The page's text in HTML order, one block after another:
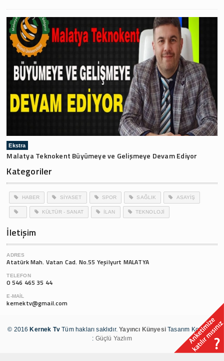
Ekstra
Malatya Teknokent Büyümeye ve Gelişmeye Devam Ediyor
Kategoriler
HABER SİYASET SPOR SAĞLIK ASAYİŞ
KÜLTÜR - SANAT İLAN TEKNOLOJİ
İletişim
ADRES
Atatürk Mah. Vatan Cad. No.55 Yeşilyurt MALATYA
TELEFON
0 546 465 35 44
E-MAIL
kernektv@gmail.com
© 2016 Kernek Tv Tüm hakları saklıdır.Yayıncı KünyesiTasarım Kodlama
: Güçlü Yazlım